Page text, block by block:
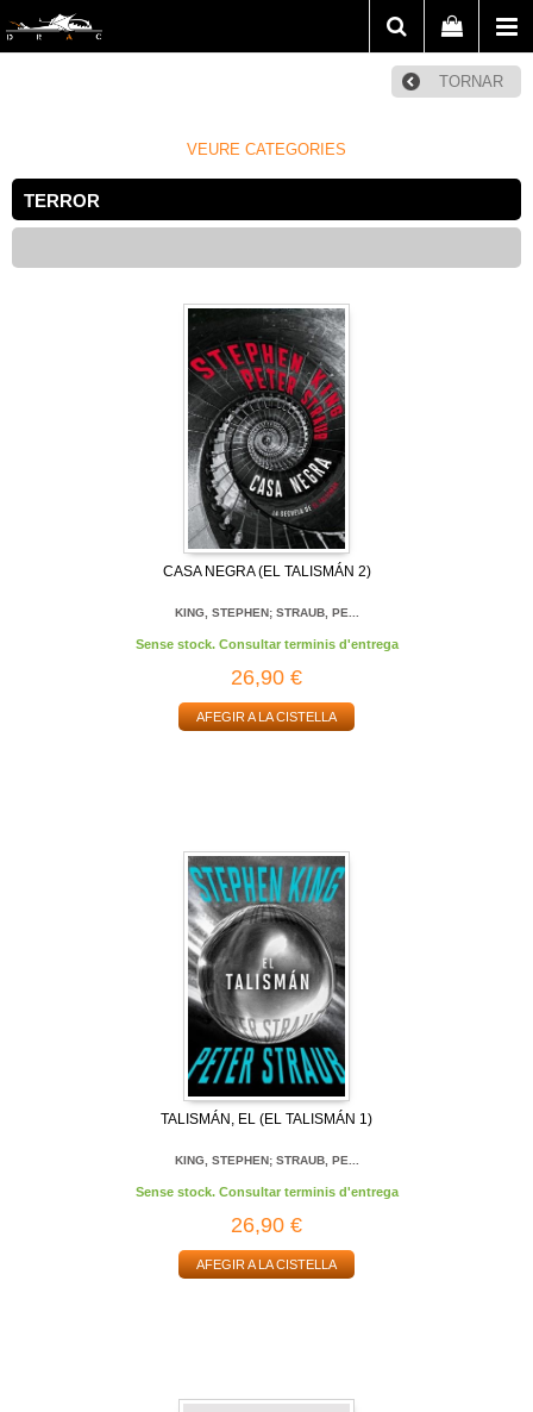
TORNAR
VEURE CATEGORIES
TERROR
CASA NEGRA (EL TALISMÁN 2)
KING, STEPHEN; STRAUB, PE...
Sense stock. Consultar terminis d'entrega
26,90 €
AFEGIR A LA CISTELLA
TALISMÁN, EL (EL TALISMÁN 1)
KING, STEPHEN; STRAUB, PE...
Sense stock. Consultar terminis d'entrega
26,90 €
AFEGIR A LA CISTELLA